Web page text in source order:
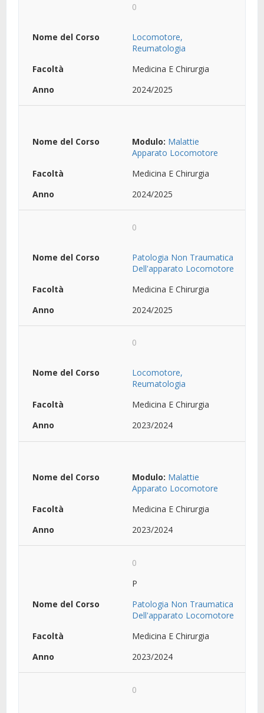
0
Locomotore,
Reumatologia
Medicina E Chirurgia
2024/2025
Modulo: Malattie
Apparato Locomotore
Medicina E Chirurgia
2024/2025
0
Patologia Non Traumatica
Dell'apparato Locomotore
Medicina E Chirurgia
2024/2025
0
Locomotore,
Reumatologia
Medicina E Chirurgia
2023/2024
Modulo: Malattie
Apparato Locomotore
Medicina E Chirurgia
2023/2024
0
P
Patologia Non Traumatica
Dell'apparato Locomotore
Medicina E Chirurgia
2023/2024
0